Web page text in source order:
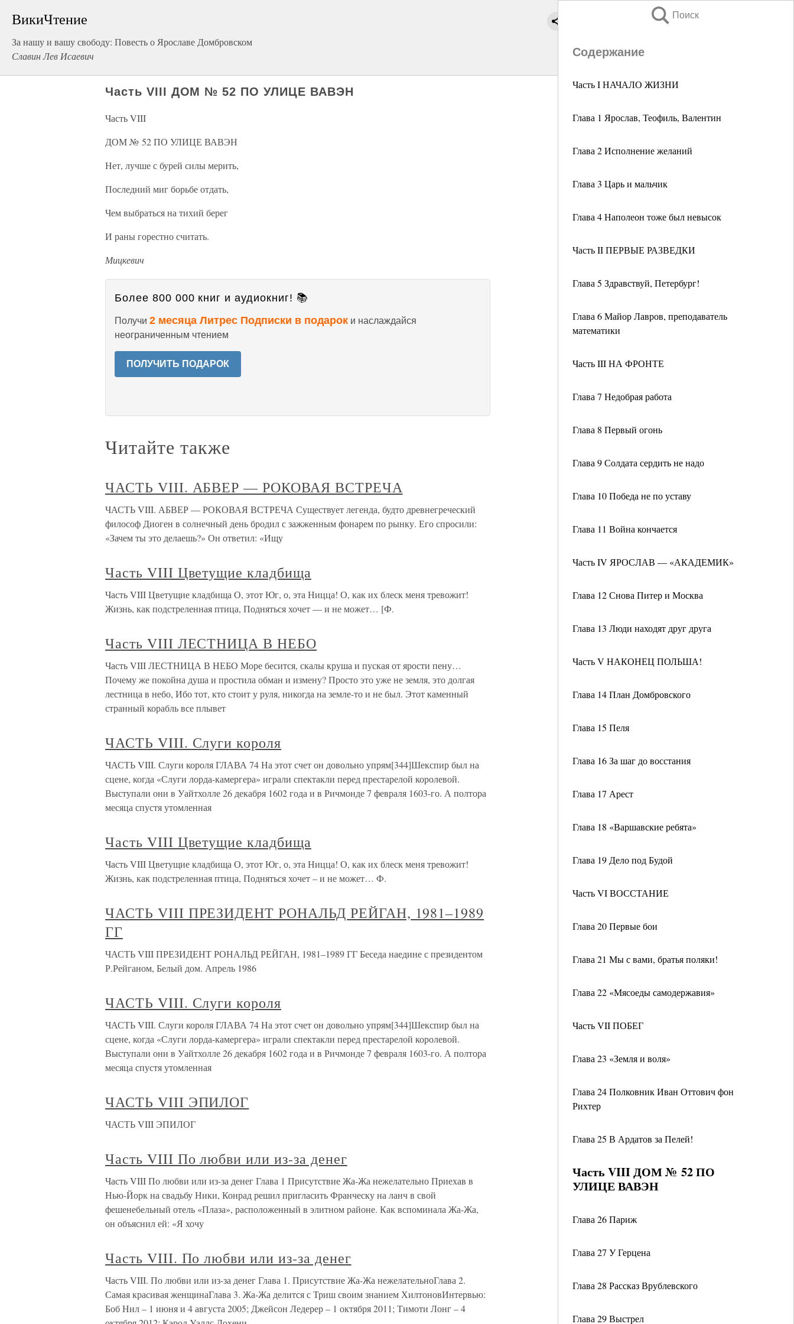
ВикиЧтение
За нашу и вашу свободу: Повесть о Ярославе Домбровском
Славин Лев Исаевич
Поиск
Содержание
Часть I НАЧАЛО ЖИЗНИ
Глава 1 Ярослав, Теофиль, Валентин
Глава 2 Исполнение желаний
Глава 3 Царь и мальчик
Глава 4 Наполеон тоже был невысок
Часть II ПЕРВЫЕ РАЗВЕДКИ
Глава 5 Здравствуй, Петербург!
Глава 6 Майор Лавров, преподаватель
математики
Часть III НА ФРОНТЕ
Глава 7 Недобрая работа
Глава 8 Первый огонь
Глава 9 Солдата сердить не надо
Глава 10 Победа не по уставу
Глава 11 Война кончается
Часть IV ЯРОСЛАВ — «АКАДЕМИК»
Глава 12 Снова Питер и Москва
Глава 13 Люди находят друг друга
Часть V НАКОНЕЦ ПОЛЬША!
Глава 14 План Домбровского
Глава 15 Пеля
Глава 16 За шаг до восстания
Глава 17 Арест
Глава 18 «Варшавские ребята»
Глава 19 Дело под Будой
Часть VI ВОССТАНИЕ
Глава 20 Первые бои
Глава 21 Мы с вами, братья поляки!
Глава 22 «Мясоеды самодержавия»
Часть VII ПОБЕГ
Глава 23 «Земля и воля»
Глава 24 Полковник Иван Оттович фон
Рихтер
Глава 25 В Ардатов за Пелей!
Часть VIII ДОМ № 52 ПО
УЛИЦЕ ВАВЭН
Глава 26 Париж
Глава 27 У Герцена
Глава 28 Рассказ Врублевского
Глава 29 Выстрел
Часть VIII ДОМ № 52 ПО УЛИЦЕ ВАВЭН
Часть VIII
ДОМ № 52 ПО УЛИЦЕ ВАВЭН
Нет, лучше с бурей силы мерить,
Последний миг борьбе отдать,
Чем выбраться на тихий берег
И раны горестно считать.
Мицкевич
Более 800 000 книг и аудиокниг! 📚
Получи 2 месяца Литрес Подписки в подарок и наслаждайся
неограниченным чтением
ПОЛУЧИТЬ ПОДАРОК
Читайте также
ЧАСТЬ VIII. АБВЕР — РОКОВАЯ ВСТРЕЧА
ЧАСТЬ VIII. АБВЕР — РОКОВАЯ ВСТРЕЧА Существует легенда, будто древнегреческий
философ Диоген в солнечный день бродил с зажженным фонарем по рынку. Его спросили:
«Зачем ты это делаешь?» Он ответил: «Ищу
Часть VIII Цветущие кладбища
Часть VIII Цветущие кладбища О, этот Юг, о, эта Ницца! О, как их блеск меня тревожит!
Жизнь, как подстреленная птица, Подняться хочет — и не может… [Ф.
Часть VIII ЛЕСТНИЦА В НЕБО
Часть VIII ЛЕСТНИЦА В НЕБО Море бесится, скалы круша и пуская от ярости пену…
Почему же покойна душа и простила обман и измену? Просто это уже не земля, это долгая
лестница в небо, Ибо тот, кто стоит у руля, никогда на земле-то и не был. Этот каменный
странный корабль все плывет
ЧАСТЬ VIII. Слуги короля
ЧАСТЬ VIII. Слуги короля ГЛАВА 74 На этот счет он довольно упрям[344]Шекспир был на
сцене, когда «Слуги лорда-камергера» играли спектакли перед престарелой королевой.
Выступали они в Уайтхолле 26 декабря 1602 года и в Ричмонде 7 февраля 1603-го. А полтора
месяца спустя утомленная
Часть VIII Цветущие кладбища
Часть VIII Цветущие кладбища О, этот Юг, о, эта Ницца! О, как их блеск меня тревожит!
Жизнь, как подстреленная птица, Подняться хочет – и не может… Ф.
ЧАСТЬ VIII ПРЕЗИДЕНТ РОНАЛЬД РЕЙГАН, 1981–1989
ГГ
ЧАСТЬ VIII ПРЕЗИДЕНТ РОНАЛЬД РЕЙГАН, 1981–1989 ГГ Беседа наедине с президентом
Р.Рейганом, Белый дом. Апрель 1986
ЧАСТЬ VIII. Слуги короля
ЧАСТЬ VIII. Слуги короля ГЛАВА 74 На этот счет он довольно упрям[344]Шекспир был на
сцене, когда «Слуги лорда-камергера» играли спектакли перед престарелой королевой.
Выступали они в Уайтхолле 26 декабря 1602 года и в Ричмонде 7 февраля 1603-го. А полтора
месяца спустя утомленная
ЧАСТЬ VIII ЭПИЛОГ
ЧАСТЬ VIII ЭПИЛОГ
Часть VIII По любви или из-за денег
Часть VIII По любви или из-за денег Глава 1 Присутствие Жа-Жа нежелательно Приехав в
Нью-Йорк на свадьбу Ники, Конрад решил пригласить Франческу на ланч в свой
фешенебельный отель «Плаза», расположенный в элитном районе. Как вспоминала Жа-Жа,
он объяснил ей: «Я хочу
Часть VIII. По любви или из-за денег
Часть VIII. По любви или из-за денег Глава 1. Присутствие Жа-Жа нежелательноГлава 2.
Самая красивая женщинаГлава 3. Жа-Жа делится с Триш своим знанием ХилтоновИнтервью:
Боб Нил – 1 июня и 4 августа 2005; Джейсон Ледерер – 1 октября 2011; Тимоти Лонг – 4